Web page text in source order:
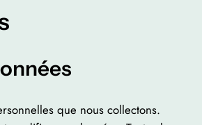
que nous collectons.